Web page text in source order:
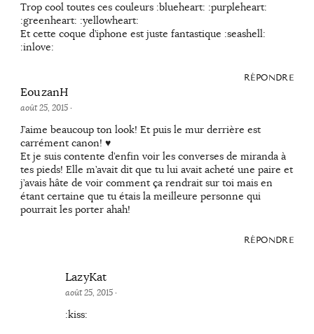
Trop cool toutes ces couleurs :blueheart: :purpleheart:
:greenheart: :yellowheart:
Et cette coque d’iphone est juste fantastique :seashell:
:inlove:
RÉPONDRE
EouzanH
août 25, 2015·
J’aime beaucoup ton look! Et puis le mur derrière est
carrément canon! ♥
Et je suis contente d’enfin voir les converses de miranda à
tes pieds! Elle m’avait dit que tu lui avait acheté une paire et
j’avais hâte de voir comment ça rendrait sur toi mais en
étant certaine que tu étais la meilleure personne qui
pourrait les porter ahah!
RÉPONDRE
LazyKat
août 25, 2015·
:kiss: